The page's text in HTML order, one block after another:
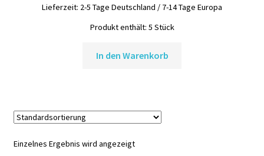
12,95 €.
Lieferzeit: 2-5 Tage Deutschland / 7-14 Tage Europa
Produkt enthält: 5 Stück
In den Warenkorb
Einzelnes Ergebnis wird angezeigt